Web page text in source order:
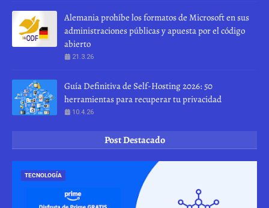
Alemania prohíbe los formatos de Microsoft en sus
administraciones públicas y apuesta por el código
abierto
21.3.26
Guía Definitiva de Self-Hosting 2026: 50
herramientas para recuperar tu privacidad
10.4.26
Post Destacado
TECNOLOGÍA